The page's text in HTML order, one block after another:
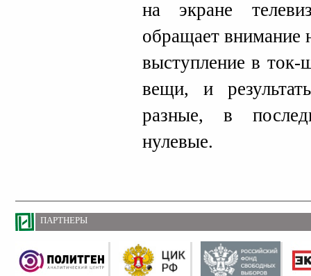
на экране
обращает внимание
выступление в ток-
вещи, и
разные, в
нулевые.
ПАРТНЕРЫ